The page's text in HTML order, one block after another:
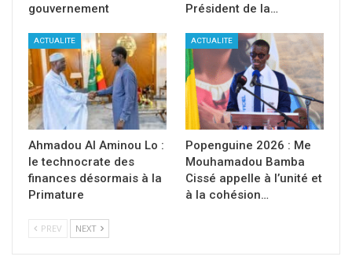
gouvernement
Président de la…
ACTUALITE
Ahmadou Al Aminou Lo :
le technocrate des
finances désormais à la
Primature
ACTUALITE
Popenguine 2026 : Me
Mouhamadou Bamba
Cissé appelle à l’unité et
à la cohésion…
PREV NEXT